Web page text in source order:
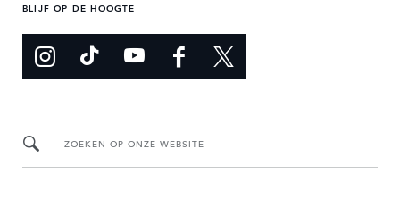
BLIJF OP DE HOOGTE
ZOEKEN OP ONZE WEBSITE